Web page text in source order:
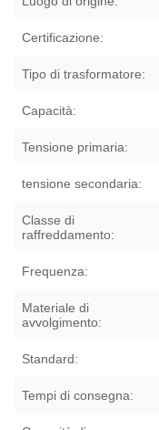
Certificazione:
Tipo di trasformatore:
Capacità:
Tensione primaria:
tensione secondaria:
Classe di
raffreddamento:
Frequenza:
Materiale di
avvolgimento:
Standard:
Tempi di consegna: